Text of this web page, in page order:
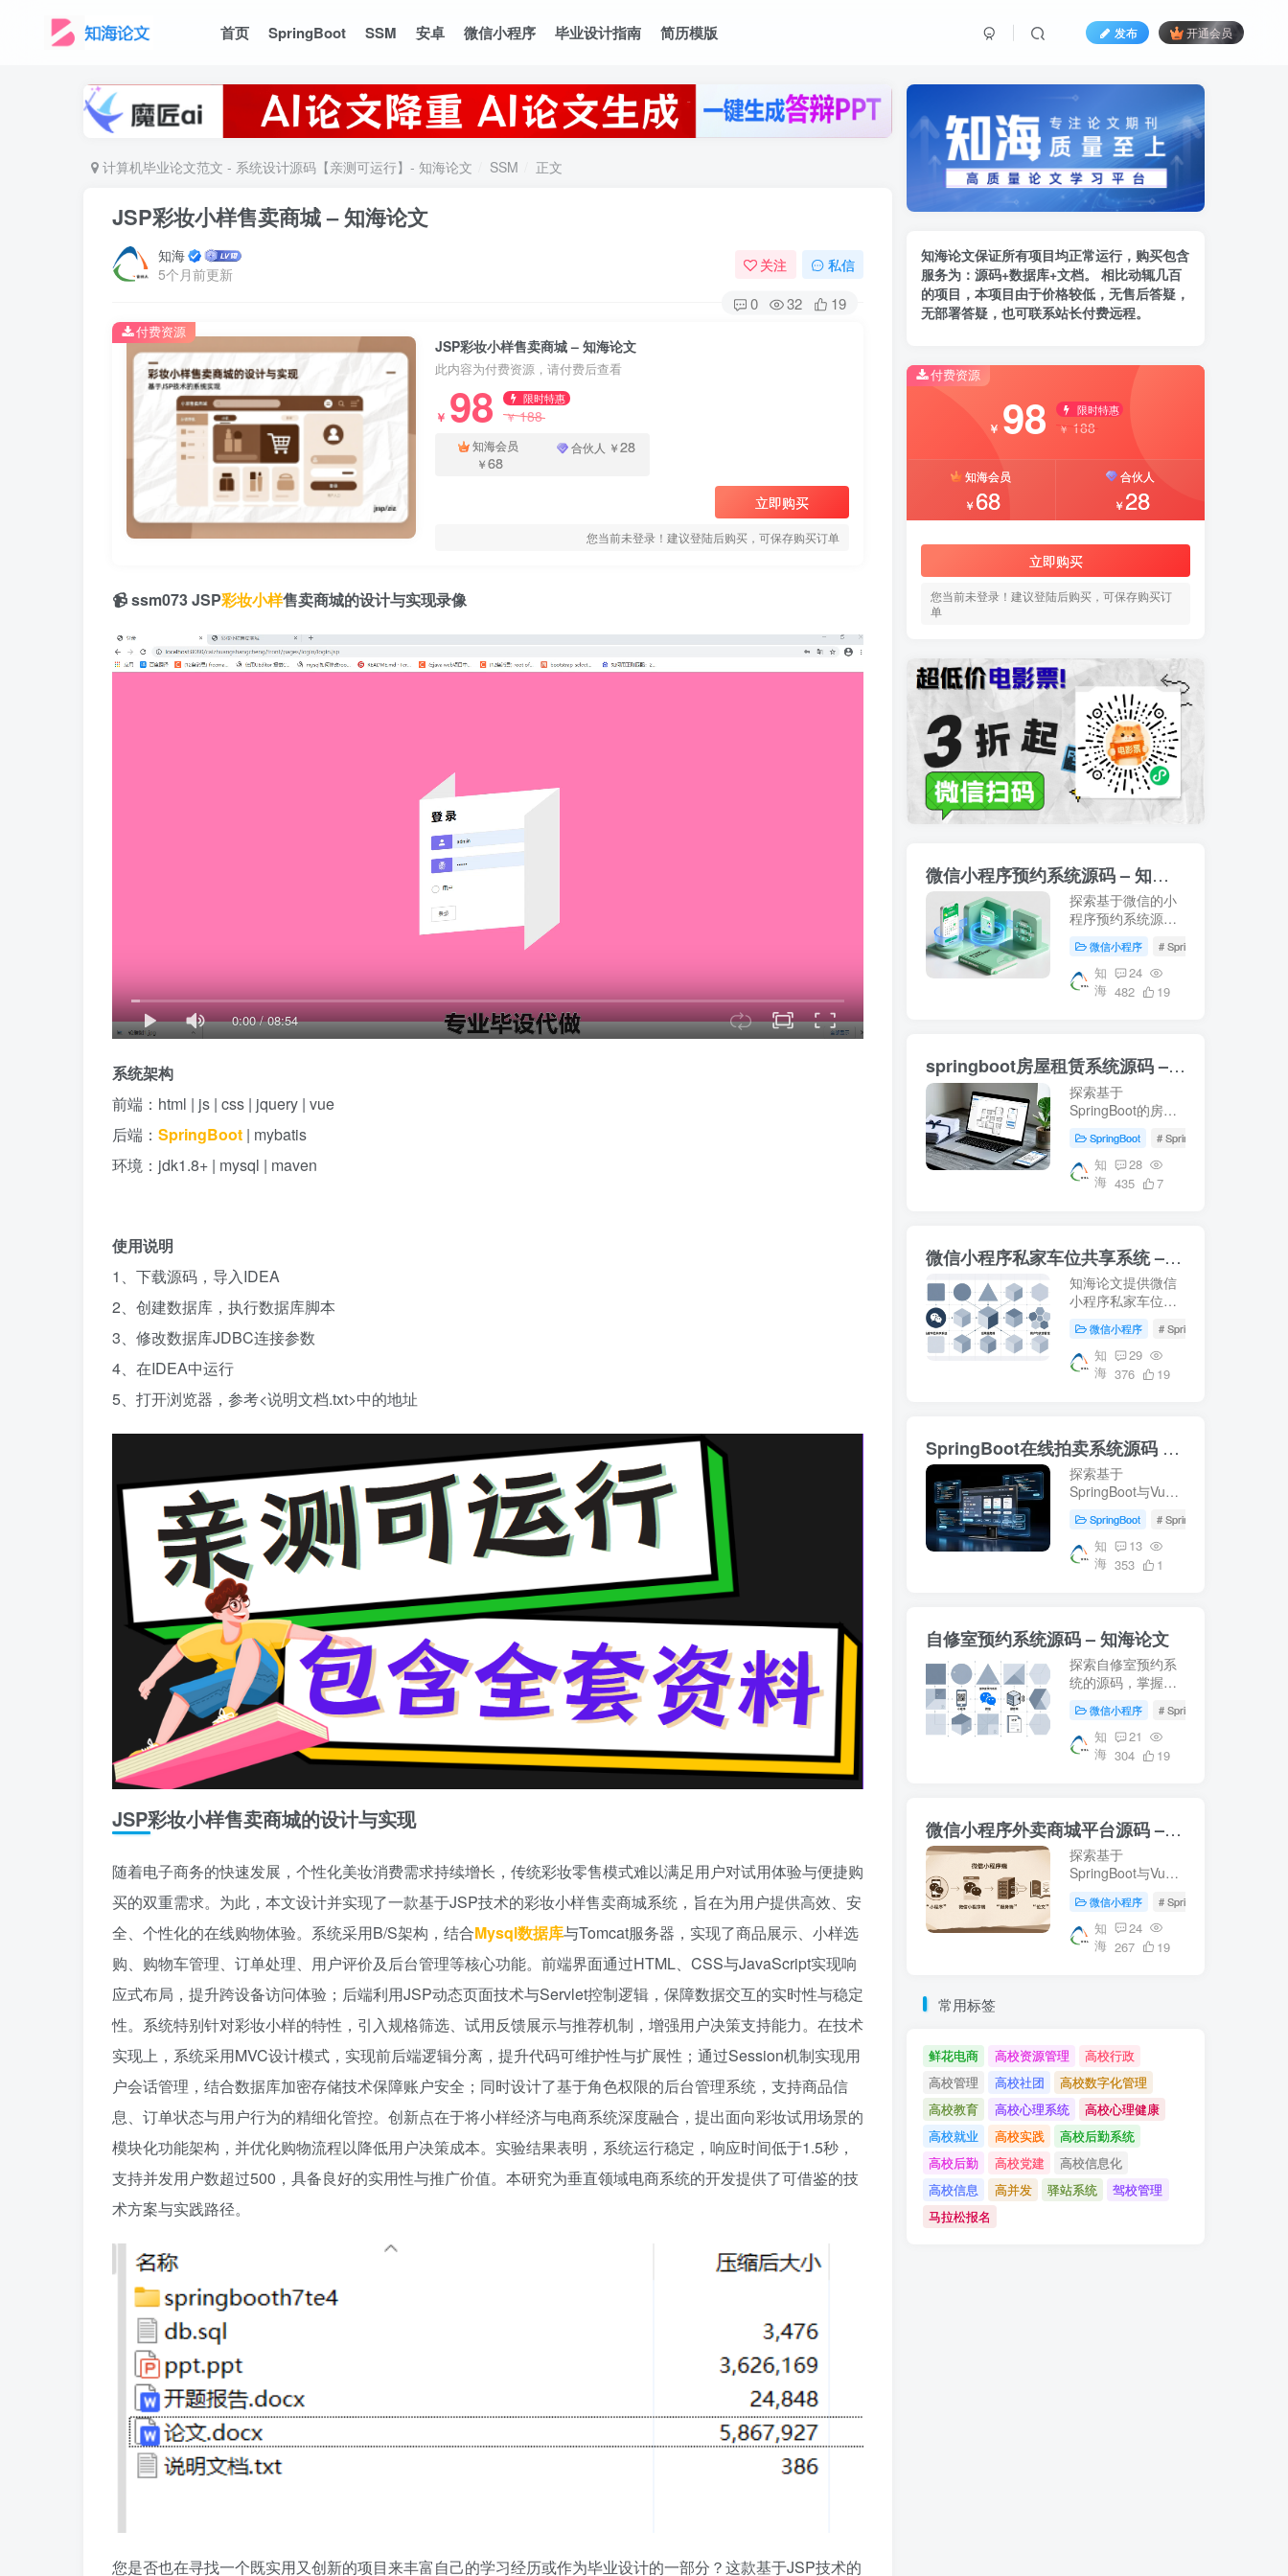
首页 SpringBoot SSM 安卓 微信小程序 毕业设计指南 简历模版 发布 开通会员
计算机毕业论文范文 - 系统设计源码【亲测可运行】- 知海论文 SSM 正文
JSP彩妆小样售卖商城 – 知海论文
知海
5个月前更新
关注 私信
0 32 19
JSP彩妆小样售卖商城 – 知海论文
此内容为付费资源，请付费后查看
￥ 98 限时特惠
￥188
知海会员
￥68
合伙人 ￥28
立即购买
您当前未登录！建议登陆后购买，可保存购买订单
付费资源
📹 ssm073 JSP彩妆小样售卖商城的设计与实现录像
0:00/08:54
系统架构
前端：html | js | css | jquery | vue
后端： SpringBoot | mybatis
环境：jdk1.8+ | mysql | maven
使用说明
1、下载源码，导入IDEA
2、创建数据库，执行数据库脚本
3、修改数据库JDBC连接参数
4、在IDEA中运行
5、打开浏览器，参考<说明文档.txt>中的地址
JSP彩妆小样售卖商城的设计与实现
随着电子商务的快速发展，个性化美妆消费需求持续增长，传统彩妆零售模式难以满足用户对试用体验与便捷购
买的双重需求。为此，本文设计并实现了一款基于JSP技术的彩妆小样售卖商城系统，旨在为用户提供高效、安
全、个性化的在线购物体验。系统采用B/S架构，结合Mysql数据库与Tomcat服务器，实现了商品展示、小样选
购、购物车管理、订单处理、用户评价及后台管理等核心功能。前端界面通过HTML、CSS与JavaScript实现响
应式布局，提升跨设备访问体验；后端利用JSP动态页面技术与Servlet控制逻辑，保障数据交互的实时性与稳定
性。系统特别针对彩妆小样的特性，引入规格筛选、试用反馈展示与推荐机制，增强用户决策支持能力。在技术
实现上，系统采用MVC设计模式，实现前后端逻辑分离，提升代码可维护性与扩展性；通过Session机制实现用
户会话管理，结合数据库加密存储技术保障账户安全；同时设计了基于角色权限的后台管理系统，支持商品信
息、订单状态与用户行为的精细化管控。创新点在于将小样经济与电商系统深度融合，提出面向彩妆试用场景的
模块化功能架构，并优化购物流程以降低用户决策成本。实验结果表明，系统运行稳定，响应时间低于1.5秒，
支持并发用户数超过500，具备良好的实用性与推广价值。本研究为垂直领域电商系统的开发提供了可借鉴的技
术方案与实践路径。
您是否也在寻找一个既实用又创新的项目来丰富自己的学习经历或作为毕业设计的一部分？这款基于JSP技术的
知海论文保证所有项目均正常运行，购买包含
服务为： 源码+数据库+文档。 相比动辄几百
的项目，本项目由于价格较低，无售后答疑，
无部署答疑，也可联系站长付费远程。
付费资源
￥ 98 限时特惠
￥ 188
知海会员
￥68
合伙人
￥28
立即购买
您当前未登录！建议登陆后购买，可保存购买订
单
微信小程序预约系统源码 – 知海论文
探索基于微信的小
程序预约系统源
码，涵盖前端Vue
与后端SpringBoot
技术栈。适用于音
乐教室管理及高校
你的毕业设计项
目！- 知海论文
微信小程序 # SpringBoot
知
海
24
482
19
springboot房屋租赁系统源码 – 知海论文
探索基于
SpringBoot的房屋
合Vue前端技术，
提供从数据库配置
到系统运行的完整
【知海论文】
SpringBoot # SpringBoot
知
海
28
435
7
微信小程序私家车位共享系统 – 知海论文
知海论文提供微信
小程序私家车位共
方案，包括
SpringBoot后端、
Vue前端及MySQL
下载和部署教程。
微信小程序 # SpringBoot
知
海
29
376
19
SpringBoot在线拍卖系统源码 – 知海论文
探索基于
SpringBoot与Vue
码，适用于毕业设
计及项目实战。涵
盖前端(html, js,
置(jdk1.8+, mysql,
maven)指南。获取
更多开发资料访...
SpringBoot # SpringBoot
知
海
13
353
1
自修室预约系统源码 – 知海论文
探索自修室预约系
统的源码，掌握
SpringBoot、Vue
等核心技术。适合
校园资源管理及毕
业设计参考。【知
微信小程序 # SpringBoot
知
海
21
304
19
微信小程序外卖商城平台源码 – 知海论文
探索基于
SpringBoot与Vue
商城平台源码，涵
盖从数据库设计到
前后端实现的完整
论文。
微信小程序 # SpringBoot
知
海
24
267
19
常用标签
鲜花电商 高校资源管理
高校行政
高校管理
高校社团
高校数字化管理
高校教育
高校心理系统
高校心理健康
高校就业
高校实践
高校后勤系统
高校后勤
高校党建
高校信息化
高校信息
高并发 驿站系统
驾校管理
马拉松报名